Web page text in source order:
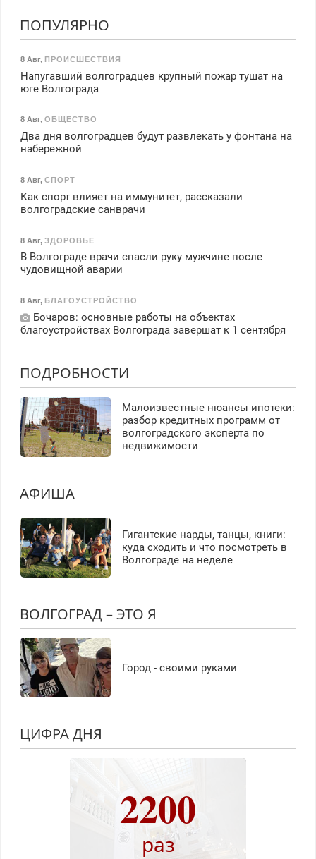
ПОПУЛЯРНО
8 Авг, ПРОИСШЕСТВИЯ
Напугавший волгоградцев крупный пожар тушат на
юге Волгограда
8 Авг, ОБЩЕСТВО
Два дня волгоградцев будут развлекать у фонтана на
набережной
8 Авг, СПОРТ
Как спорт влияет на иммунитет, рассказали
волгоградские санврачи
8 Авг, ЗДОРОВЬЕ
В Волгограде врачи спасли руку мужчине после
чудовищной аварии
8 Авг, БЛАГОУСТРОЙСТВО
Бочаров: основные работы на объектах
благоустройствах Волгограда завершат к 1 сентября
ПОДРОБНОСТИ
Малоизвестные нюансы ипотеки:
разбор кредитных программ от
волгоградского эксперта по
недвижимости
АФИША
Гигантские нарды, танцы, книги:
куда сходить и что посмотреть в
Волгограде на неделе
ВОЛГОГРАД – ЭТО Я
Город - своими руками
ЦИФРА ДНЯ
2200
раз